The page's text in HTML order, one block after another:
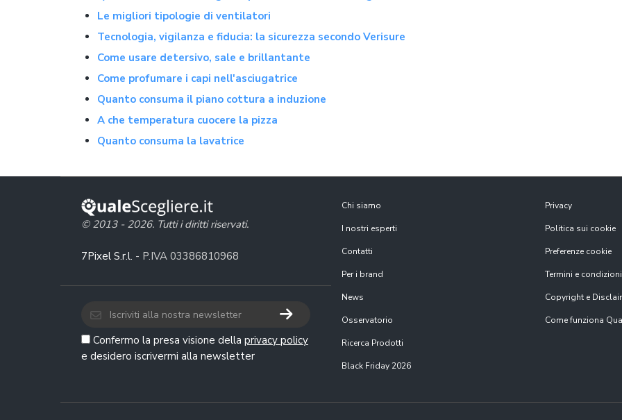
Le migliori tipologie di ventilatori
Tecnologia, vigilanza e fiducia: la sicurezza secondo Verisure
Come usare detersivo, sale e brillantante
Come profumare i capi nell'asciugatrice
Quanto consuma il piano cottura a induzione
A che temperatura cuocere la pizza
Quanto consuma la lavatrice
© 2013 - 2026. Tutti i diritti riservati.
7Pixel S.r.l. - P.IVA 03386810968
Confermo la presa visione della privacy policy
e desidero iscrivermi alla newsletter
Chi siamo
I nostri esperti
Contatti
Per i brand
News
Osservatorio
Ricerca Prodotti
Black Friday 2026
Privacy
Politica sui cookie
Preferenze cookie
Termini e
Copyright e
Come funziona